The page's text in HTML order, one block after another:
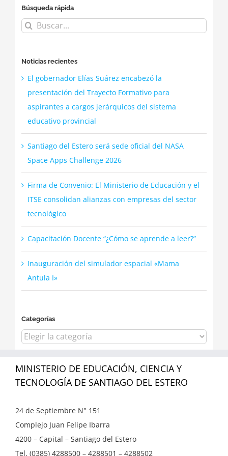
Búsqueda rápida
Buscar:
Noticias recientes
El gobernador Elías Suárez encabezó la
presentación del Trayecto Formativo para
aspirantes a cargos jerárquicos del sistema
educativo provincial
Santiago del Estero será sede oficial del NASA
Space Apps Challenge 2026
Firma de Convenio: El Ministerio de Educación y el
ITSE consolidan alianzas con empresas del sector
tecnológico
Capacitación Docente “¿Cómo se aprende a leer?”
Inauguración del simulador espacial «Mama
Antula I»
Categorías
Categorías
MINISTERIO DE EDUCACIÓN, CIENCIA Y
TECNOLOGÍA DE SANTIAGO DEL ESTERO
24 de Septiembre N° 151
Complejo Juan Felipe Ibarra
4200 – Capital – Santiago del Estero
Tel. (0385) 4288500 – 4288501 – 4288502